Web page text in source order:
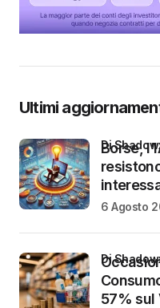
Ultimi
Borse,
di
6 Agosto
57% sul
di